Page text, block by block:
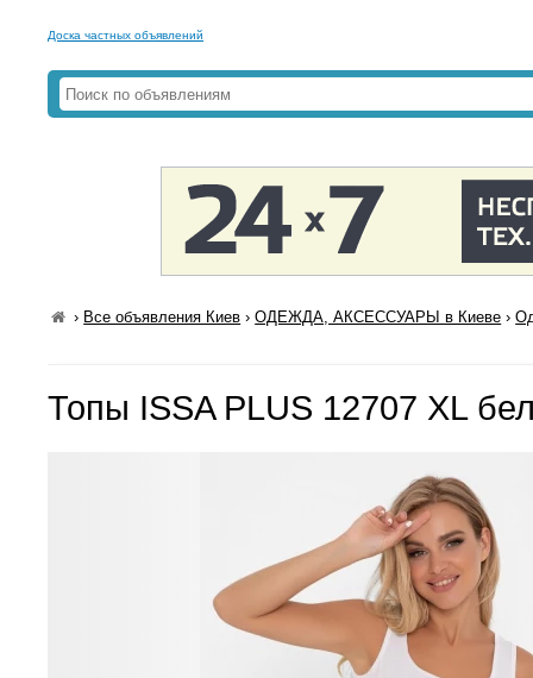
Доска частных объявлений
› Все объявления Киев ›ОДЕЖДА, АКСЕССУАРЫ в Киеве ›
Топы ISSA PLUS 12707 XL